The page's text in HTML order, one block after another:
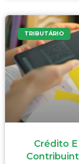
TRIBUTÁRIO
Crédito